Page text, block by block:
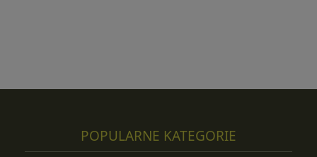
POPULARNE KATEGORIE